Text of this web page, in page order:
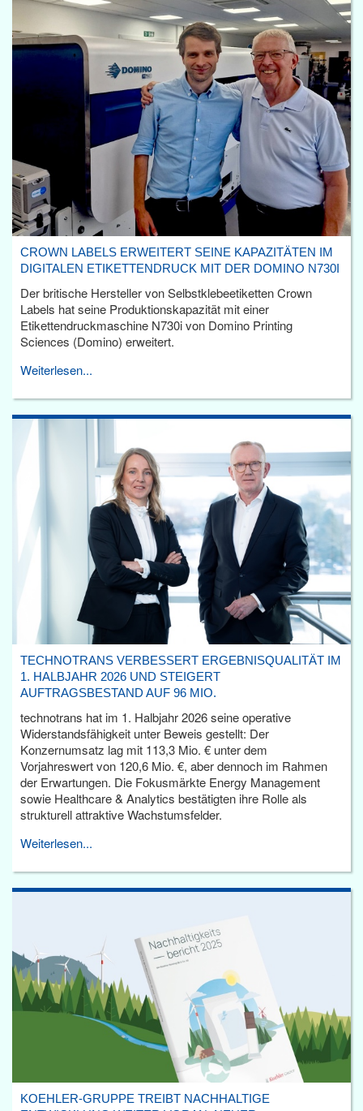
CROWN LABELS ERWEITERT SEINE KAPAZITÄTEN IM
DIGITALEN ETIKETTENDRUCK MIT DER DOMINO N730I
Der britische Hersteller von Selbstklebeetiketten Crown
Labels hat seine Produktionskapazität mit einer
Etikettendruckmaschine N730i von Domino Printing
Sciences (Domino) erweitert.
Weiterlesen...
TECHNOTRANS VERBESSERT ERGEBNISQUALITÄT IM
1. HALBJAHR 2026 UND STEIGERT
AUFTRAGSBESTAND AUF 96 MIO.
technotrans hat im 1. Halbjahr 2026 seine operative
Widerstandsfähigkeit unter Beweis gestellt: Der
Konzernumsatz lag mit 113,3 Mio. € unter dem
Vorjahreswert von 120,6 Mio. €, aber dennoch im Rahmen
der Erwartungen. Die Fokusmärkte Energy Management
sowie Healthcare & Analytics bestätigten ihre Rolle als
strukturell attraktive Wachstumsfelder.
Weiterlesen...
KOEHLER-GRUPPE TREIBT NACHHALTIGE